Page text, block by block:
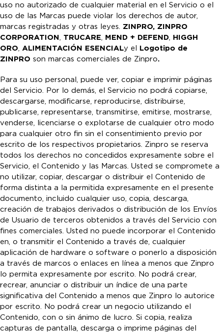
uso no autorizado de cualquier material en el Servicio o el
uso de las Marcas puede violar los derechos de autor,
marcas registradas y otras leyes. ZINPRO, ZINPRO
CORPORATION, TRUCARE, MEND + DEFEND, HIGGH
ORO, ALIMENTACIÓN ESENCIALy el Logotipo de
ZINPRO son marcas comerciales de Zinpro.
Para su uso personal, puede ver, copiar e imprimir páginas
del Servicio. Por lo demás, el Servicio no podrá copiarse,
descargarse, modificarse, reproducirse, distribuirse,
publicarse, representarse, transmitirse, emitirse, mostrarse,
venderse, licenciarse o explotarse de cualquier otro modo
para cualquier otro fin sin el consentimiento previo por
escrito de los respectivos propietarios. Zinpro se reserva
todos los derechos no concedidos expresamente sobre el
Servicio, el Contenido y las Marcas. Usted se compromete a
no utilizar, copiar, descargar o distribuir el Contenido de
forma distinta a la permitida expresamente en el presente
documento, incluido cualquier uso, copia, descarga,
creación de trabajos derivados o distribución de los Envíos
de Usuario de terceros obtenidos a través del Servicio con
fines comerciales. Usted no puede incorporar el Contenido
en, o transmitir el Contenido a través de, cualquier
aplicación de hardware o software o ponerlo a disposición
a través de marcos o enlaces en línea a menos que Zinpro
lo permita expresamente por escrito. No podrá crear,
recrear, anunciar o distribuir un índice de una parte
significativa del Contenido a menos que Zinpro lo autorice
por escrito. No podrá crear un negocio utilizando el
Contenido, con o sin ánimo de lucro. Si copia, realiza
capturas de pantalla, descarga o imprime páginas del